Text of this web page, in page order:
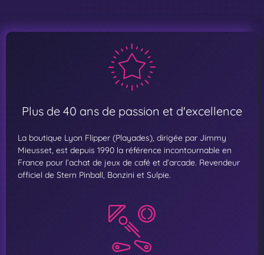
Plus de 40 ans de passion et d'excellence
La boutique Lyon Flipper (Playades), dirigée par Jimmy
Mieusset, est depuis 1990 la référence incontournable en
France pour l’achat de jeux de café et d’arcade. Revendeur
officiel de Stern Pinball, Bonzini et Sulpie.